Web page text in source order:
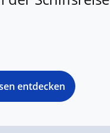
entdecken